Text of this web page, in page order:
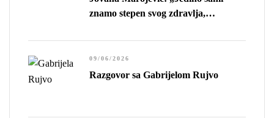
znamo stepen svog zdravlja,
sposobnosti da živimo.”
Razgovor sa Gabrijelom Rujvo
09/06/2026